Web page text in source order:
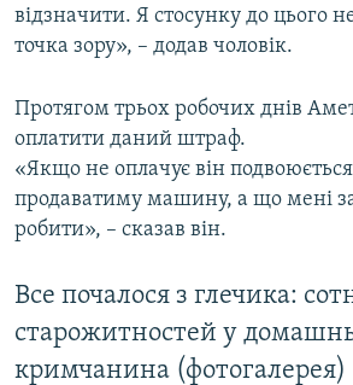
відзначити. Я стосунку до цього
точка зору», – додав чоловік.
Протягом трьох робочих днів
оплатити даний штраф.
«Якщо не оплачує він
продаватиму машину, а що мені
робити», – сказав він.
Все почалося з глечика:
старожитностей у
кримчанина (фотогалерея)